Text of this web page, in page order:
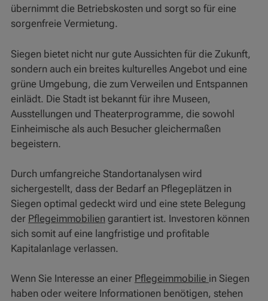
übernimmt die Betriebskosten und sorgt so für eine
sorgenfreie Vermietung.
Siegen bietet nicht nur gute Aussichten für die Zukunft,
sondern auch ein breites kulturelles Angebot und eine
grüne Umgebung, die zum Verweilen und Entspannen
einlädt. Die Stadt ist bekannt für ihre Museen,
Ausstellungen und Theaterprogramme, die sowohl
Einheimische als auch Besucher gleichermaßen
begeistern.
Durch umfangreiche Standortanalysen wird
sichergestellt, dass der Bedarf an Pflegeplätzen in
Siegen optimal gedeckt wird und eine stete Belegung
der Pflegeimmobilien garantiert ist. Investoren können
sich somit auf eine langfristige und profitable
Kapitalanlage verlassen.
Wenn Sie Interesse an einer Pflegeimmobilie in Siegen
haben oder weitere Informationen benötigen, stehen